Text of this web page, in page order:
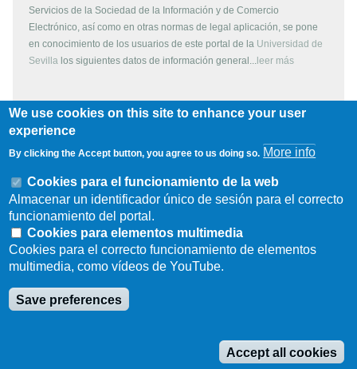
Servicios de la Sociedad de la Información y de Comercio
Electrónico, así como en otras normas de legal aplicación, se pone
en conocimiento de los usuarios de este portal de la Universidad de
Sevilla los siguientes datos de información general... leer más
Copyright
Todos los contenidos de este servidor WEB, son propiedad de la
Universidad de Sevilla, si no se indica lo contrario. Pueden ser
reproducidos libremente y para fines no lucrativos por cualquier
persona perteneciente a una institución de carácter educativo o
investigador. Otras instituciones, organismos, empresas, etc. deben
solicitar el permiso escrito de los propietarios del copyright.
Los escudos, logotipos, fotografías y gráficos son propiedad de la
Universidad de Sevilla. Prohibida su reproducción total o parcial por
cualquier medio sin permiso escrito del propietario.
We use cookies on this site to enhance your user
experience
By clicking the Accept button, you agree to us doing so. More info
Cookies para el funcionamiento de la web
Almacenar un identificador único de sesión para el correcto
funcionamiento del portal.
Cookies para elementos multimedia
Cookies para el correcto funcionamiento de elementos
multimedia, como vídeos de YouTube.
Save preferences
Accept all cookies